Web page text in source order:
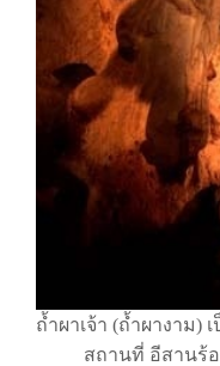
ถ้ำผาเจ้า (ถ้ำผางาม
สถานที่ อีสานร้